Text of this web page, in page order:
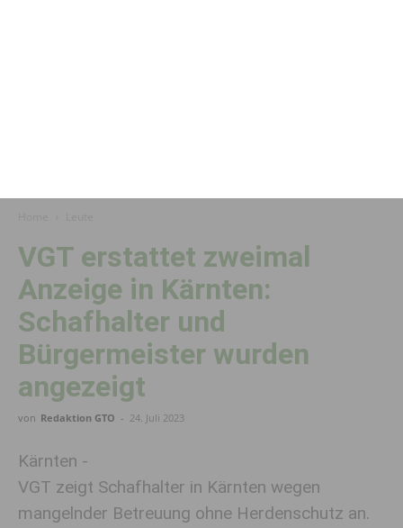
VGT erstattet zweimal
Anzeige in Kärnten:
Schafhalter und
Bürgermeister wurden
angezeigt
von Redaktion GTO - 24. Juli 2023
Kärnten -
VGT zeigt Schafhalter in Kärnten wegen
mangelnder Betreuung ohne Herdenschutz an.